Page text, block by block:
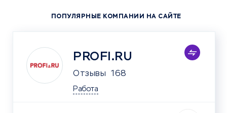
ПОПУЛЯРНЫЕ КОМПАНИИ НА САЙТЕ
PROFI.RU
Отзывы 168
Работа